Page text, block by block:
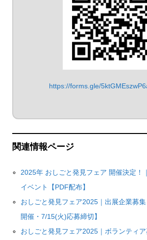
https://forms.gle/
関連情報ページ
2025年 おしごと発見フェア 開催決定！
イベント【PDF配布】
おしごと発見フェア2025｜出展企業募
開催・7/15(火)応募締切】
おしごと発見フェア2025｜ボランティ